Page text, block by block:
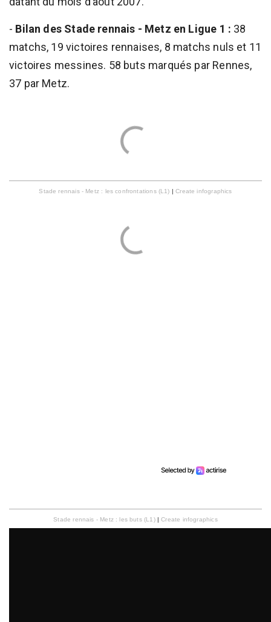
- Bilan des Stade rennais - Metz en Ligue 1 : 38
matchs, 19 victoires rennaises, 8 matchs nuls et 11
victoires messines. 58 buts marqués par Rennes,
37 par Metz.
Stade rennais - Metz : les confrontations (L1) |Create infographics
Stade rennais - Metz : les buts (L1)|Create infographics